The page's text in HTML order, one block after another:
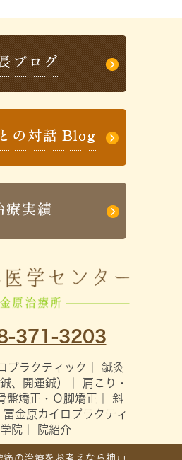
371-3203
プラクティック
鍼灸
、開運鍼）
肩こり・
盤矯正・Ｏ脚矯正
斜
冨金原カイロプラクティ
院｜ 院紹介
の治療をお考えなら神戸